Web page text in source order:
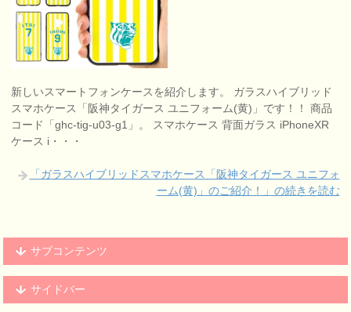
新しいスマートフォンケースを紹介します。 ガラスハイブリッド
スマホケース「阪神タイガース ユニフォーム(黄)」です！！ 商品
コード「ghc-tig-u03-g1」。 スマホケース 背面ガラス iPhoneXR
ケース i・・・
「ガラスハイブリッドスマホケース「阪神タイガース ユニフォ
ーム(黄)」のご紹介！」の続きを読む
サブコンテンツ
サイドバー